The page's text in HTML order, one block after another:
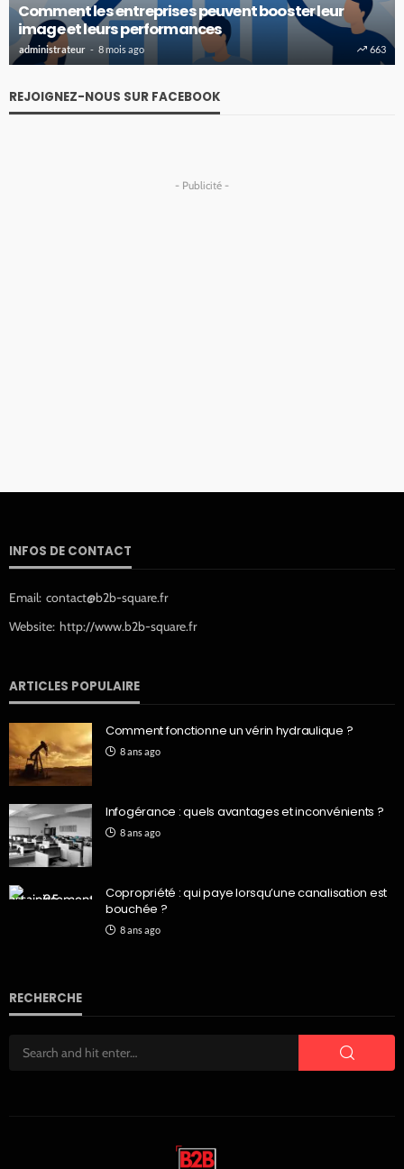
Comment les entreprises peuvent booster leur
image et leurs performances
administrateur 8 mois ago 663
REJOIGNEZ-NOUS SUR FACEBOOK
- Publicité -
INFOS DE CONTACT
Email: contact@b2b-square.fr
Website: http://www.b2b-square.fr
ARTICLES POPULAIRE
Comment fonctionne un vérin hydraulique ?
8 ans ago
Infogérance : quels avantages et inconvénients ?
8 ans ago
Copropriété : qui paye lorsqu’une canalisation est
bouchée ?
8 ans ago
RECHERCHE